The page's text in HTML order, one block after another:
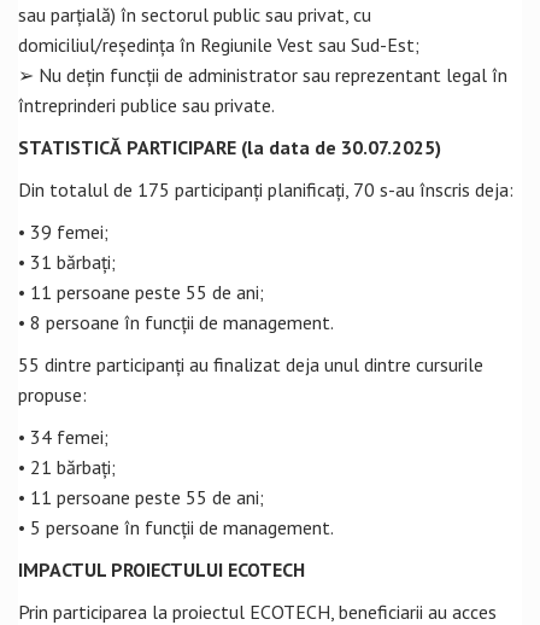
sau parțială) în sectorul public sau privat, cu
domiciliul/reședința în Regiunile Vest sau Sud-Est;
➢ Nu dețin funcții de administrator sau reprezentant legal în
întreprinderi publice sau private.
STATISTICĂ PARTICIPARE (la data de 30.07.2025)
Din totalul de 175 participanți planificați, 70 s-au înscris deja:
• 39 femei;
• 31 bărbați;
• 11 persoane peste 55 de ani;
• 8 persoane în funcții de management.
55 dintre participanți au finalizat deja unul dintre cursurile
propuse:
• 34 femei;
• 21 bărbați;
• 11 persoane peste 55 de ani;
• 5 persoane în funcții de management.
IMPACTUL PROIECTULUI ECOTECH
Prin participarea la proiectul ECOTECH, beneficiarii au acces